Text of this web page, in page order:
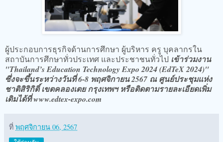
ผู้ประกอบการธุรกิจด้านการศึกษา ผู้บริหาร ครู บุคลากรใน
สถาบันการศึกษาทั่วประเทศ และประชาชนทั่วไป เข้าร่วมงาน
"Thailand’s Education Technology Expo 2024 (EdTeX 2024)"
ซึ่งจะขึ้นระหว่างวันที่ 6-8 พฤศจิกายน 2567 ณ ศูนย์ประชุมแห่ง
ชาติสิริกิติ์ เขตคลองเตย กรุงเทพฯ หรือติดตามรายละเอียดเพิ่ม
เติมได้ที่ www.edtex-expo.com
ที่ พฤศจิกายน 06, 2567